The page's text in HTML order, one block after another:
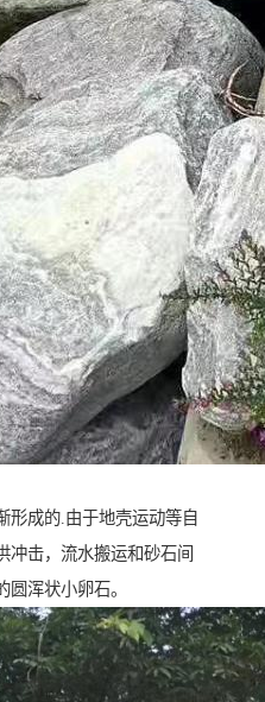
形成的.由于地壳运动等自
冲击，流水搬运和砂石间
浑状小卵石。